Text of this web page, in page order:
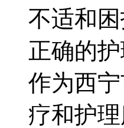
不适和
正确的
作为西
疗和护